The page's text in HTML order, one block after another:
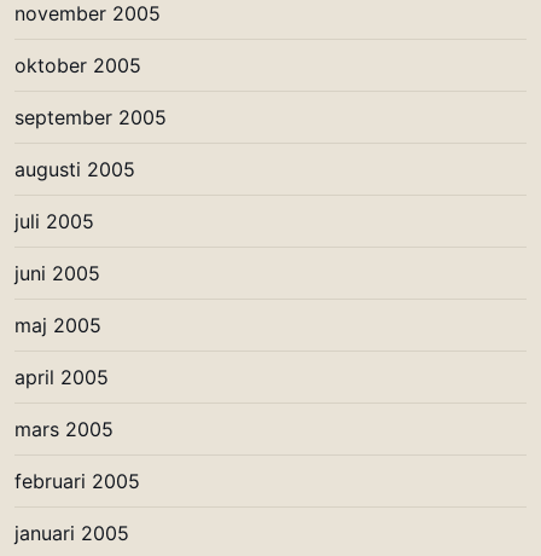
november 2005
oktober 2005
september 2005
augusti 2005
juli 2005
juni 2005
maj 2005
april 2005
mars 2005
februari 2005
januari 2005